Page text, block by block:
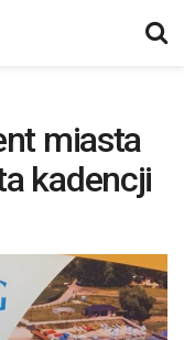
miasta
kadencji